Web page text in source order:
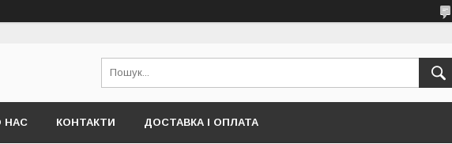
НАС КОНТАКТИ ДОСТАВКА І ОПЛАТА